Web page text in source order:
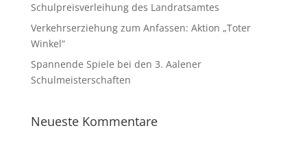
Schulpreisverleihung des Landratsamtes
Verkehrserziehung zum Anfassen: Aktion „Toter
Winkel“
Spannende Spiele bei den 3. Aalener
Schulmeisterschaften
Neueste Kommentare